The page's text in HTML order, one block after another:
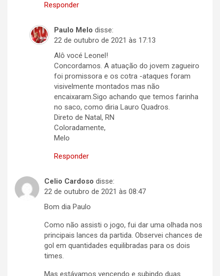
Responder
Paulo Melo disse:
22 de outubro de 2021 às 17:13
Alô vocé Leonel!
Concordamos. A atuação do jovem zagueiro
foi promissora e os cotra -ataques foram
visivelmente montados mas não
encaixaram.Sigo achando que temos farinha
no saco, como diria Lauro Quadros.
Direto de Natal, RN
Coloradamente,
Melo
Responder
Celio Cardoso disse:
22 de outubro de 2021 às 08:47
Bom dia Paulo
Como não assisti o jogo, fui dar uma olhada nos
principais lances da partida. Observei chances de
gol em quantidades equilibradas para os dois
times.
Mas estávamos vencendo e subindo duas